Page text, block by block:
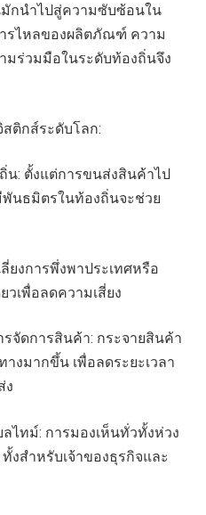
กนำไปสู่ความซับซ้อนใน
รไหลของผลิตภัณฑ์ ความ
มร่วมมือในระดับท้องถิ่นจึง
ติกส์ระดับโลก:
น: ตั้งแต่การขนส่งสินค้าไป
นธมิตรในท้องถิ่นจะช่วย
ยงการพึ่งพาประเทศหรือ
วเพื่อลดความเสี่ยง
จัดการสินค้า: กระจายสินค้า
งมากขึ้น เพื่อลดระยะเวลา
ง
ไทม์: การมองเห็นทั่วทั้งห่วง
งสำหรับเจ้าของธุรกิจและ